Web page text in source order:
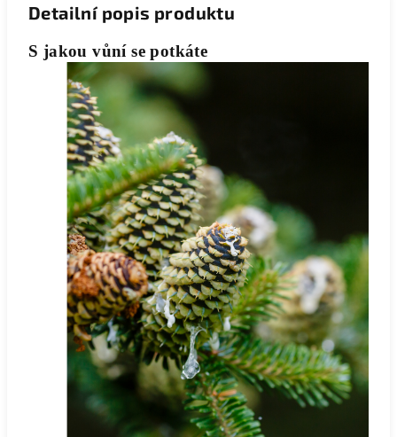
Detailní popis produktu
S jakou vůní se potkáte